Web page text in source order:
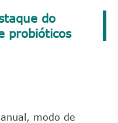
do
probióticos
modo de